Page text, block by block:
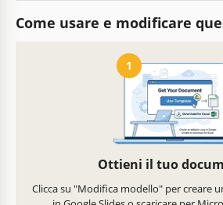
Come usare e modificare
1
Ottieni il tuo
Clicca su "Modifica modello" per creare